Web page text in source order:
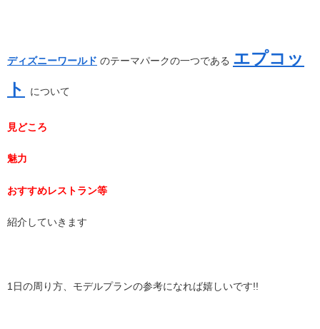
ディズニーワールド のテーマパークの一つである エプコッ
ト
について
見どころ
魅力
おすすめレストラン等
紹介していきます
1日の周り方、モデルプランの参考になれば嬉しいです!!